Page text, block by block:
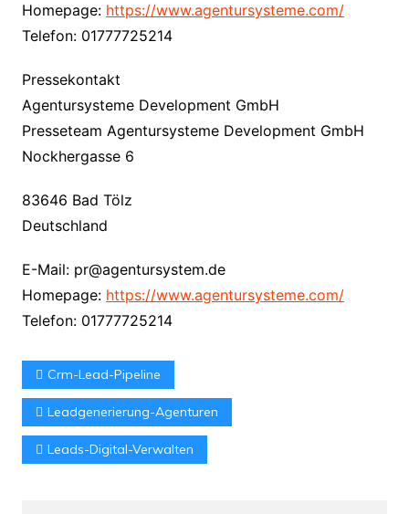
Homepage: https://www.agentursysteme.com/
Telefon: 01777725214
Pressekontakt
Agentursysteme Development GmbH
Presseteam Agentursysteme Development GmbH
Nockhergasse 6
83646 Bad Tölz
Deutschland
E-Mail: pr@agentursystem.de
Homepage: https://www.agentursysteme.com/
Telefon: 01777725214
Crm-Lead-Pipeline
Leadgenerierung-Agenturen
Leads-Digital-Verwalten